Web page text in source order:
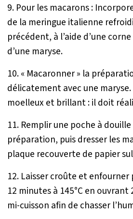
9. Pour les macarons :
de la meringue italienne
précédent, à l’aide d’une
d’une maryse.
10. « Macaronner » la
délicatement avec une
moelleux et brillant : il doit
11. Remplir une poche à
préparation, puis dresser les
plaque recouverte de papier
12. Laisser croûte et
12 minutes à 145°C en ouvrant
mi-cuisson afin de chasser